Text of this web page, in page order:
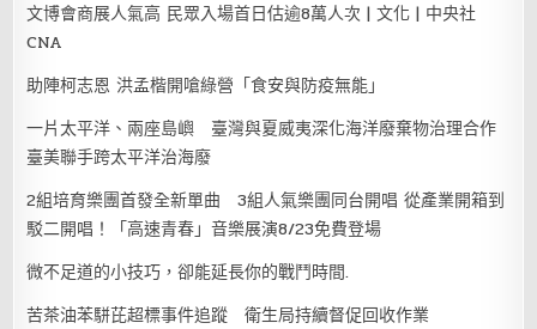
文博會商展人氣高 民眾入場首日估逾8萬人次 | 文化 | 中央社
CNA
助陣柯志恩 洪孟楷開嗆綠營「食安與防疫無能」
一片太平洋、兩座島嶼 臺灣與夏威夷深化海洋廢棄物治理合作
臺美聯手跨太平洋治海廢
2組培育樂團首發全新單曲 3組人氣樂團同台開唱 從產業開箱到
駁二開唱！「高速青春」音樂展演8/23免費登場
微不足道的小技巧，卻能延長你的戰鬥時間.
苦茶油苯駢芘超標事件追蹤 衛生局持續督促回收作業